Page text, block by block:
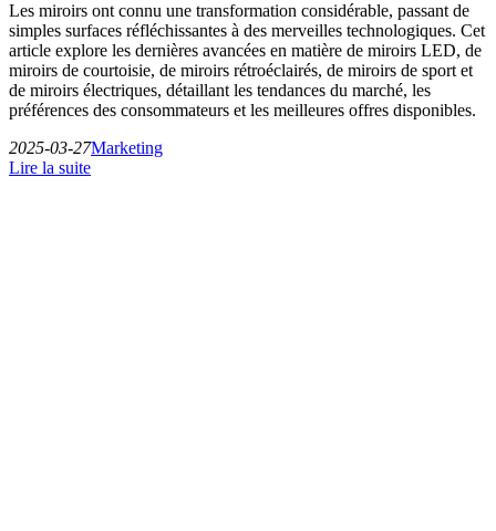
Les miroirs ont connu une transformation considérable, passant de
simples surfaces réfléchissantes à des merveilles technologiques. Cet
article explore les dernières avancées en matière de miroirs LED, de
miroirs de courtoisie, de miroirs rétroéclairés, de miroirs de sport et
de miroirs électriques, détaillant les tendances du marché, les
préférences des consommateurs et les meilleures offres disponibles.
2025-03-27Marketing
Lire la suite